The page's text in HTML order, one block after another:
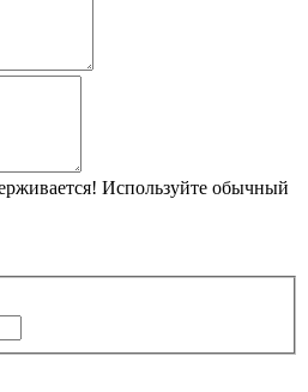
Используйте обычный